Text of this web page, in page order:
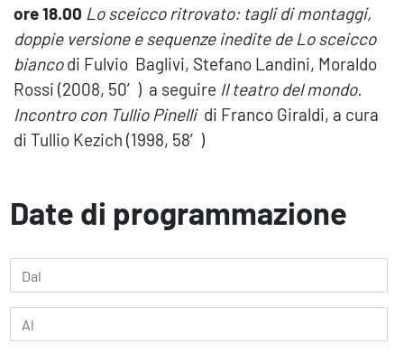
ore 18.00 Lo sceicco ritrovato: tagli di montaggi,
doppie versione e sequenze inedite de Lo sceicco
biancodi Fulvio Baglivi, Stefano Landini, Moraldo
Rossi (2008, 50′) a seguire Il teatro del mondo.
Incontro con Tullio Pinelli di Franco Giraldi, a cura
di Tullio Kezich (1998, 58′)
Date di programmazione